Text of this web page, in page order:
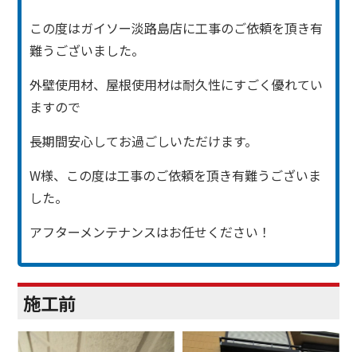
この度はガイソー淡路島店に工事のご依頼を頂き有
難うございました。
外壁使用材、屋根使用材は耐久性にすごく優れてい
ますので
長期間安心してお過ごしいただけます。
W様、この度は工事のご依頼を頂き有難うございま
した。
アフターメンテナンスはお任せください！
施工前